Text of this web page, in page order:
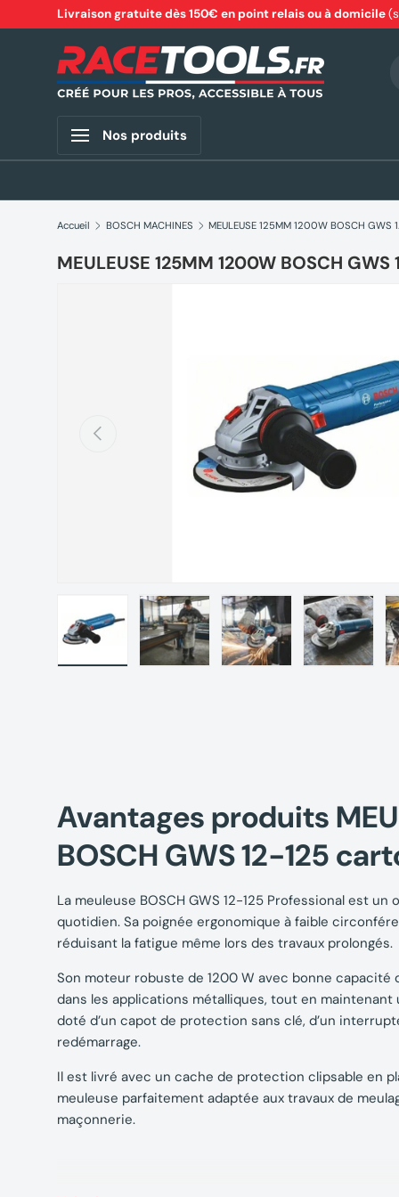
Aller au contenu
Livraison gratuite dès 150€ en point relais ou à domicile
Nos produits
Accueil BOSCH MACHINES
MEULEUSE 125MM 1200W BOSCH GWS
Précédent
Avantages produits
BOSCH GWS 12-125
La meuleuse BOSCH GWS 12-125 Professional est
quotidien. Sa poignée ergonomique à faible
réduisant la fatigue même lors des travaux prolongés.
Son moteur robuste de 1200 W avec bonne
dans les applications métalliques, tout en maintenant
doté d’un capot de protection sans clé, d’un
redémarrage.
Il est livré avec un cache de protection clipsable en
meuleuse parfaitement adaptée aux travaux de
maçonnerie.